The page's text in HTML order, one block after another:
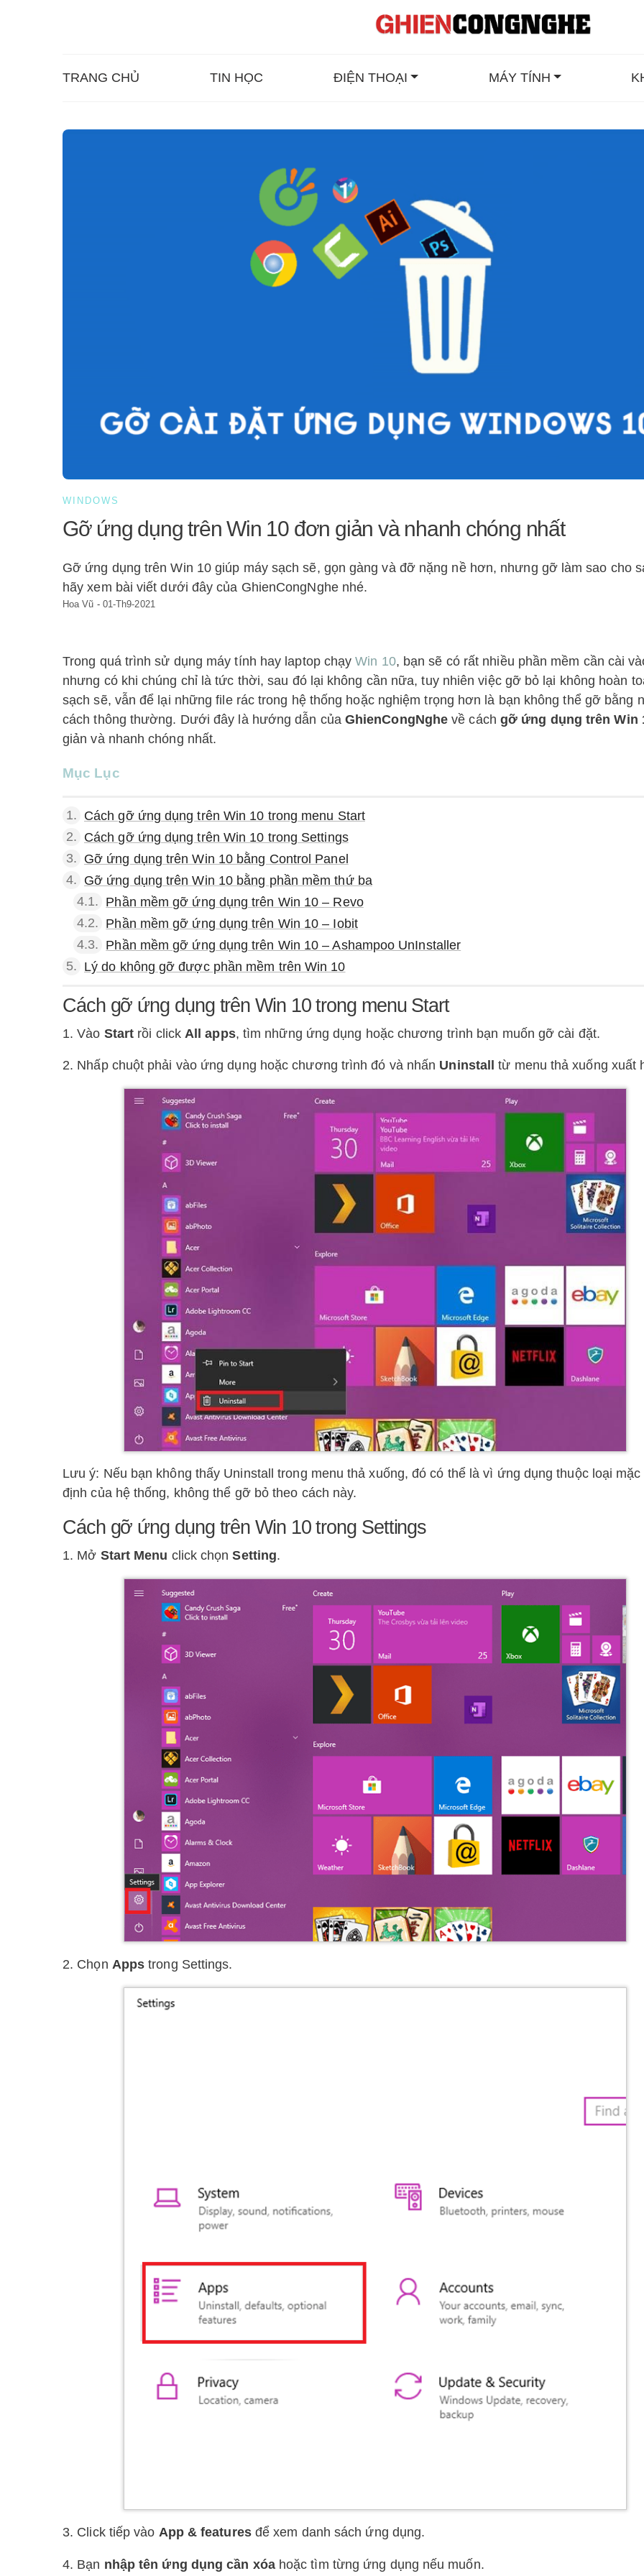
TRANG CHỦ TIN HỌC ĐIỆN THOẠI MÁY TÍNH
WINDOWS
Gỡ ứng dụng trên Win 10 đơn giản và nhanh chóng nhất
Gỡ ứng dụng trên Win 10 giúp máy sạch sẽ, gọn gàng và đỡ nặng nề hơn, nhưng gỡ làm sao cho
hãy xem bài viết dưới đây của GhienCongNghe nhé.
Hoa Vũ - 01-Th9-2021
Trong quá trình sử dụng máy tính hay laptop chạyWin 10, bạn sẽ có rất nhiều phần mềm cần cài
nhưng có khi chúng chỉ là tức thời, sau đó lại không cần nữa, tuy nhiên việc gỡ bỏ lại không hoàn
sạch sẽ, vẫn để lại những file rác trong hệ thống hoặc nghiệm trọng hơn là bạn không thể gỡ bằng
cách thông thường. Dưới đây là hướng dẫn của GhienCongNghe về cách gỡ ứng dụng trên Win
giản và nhanh chóng nhất.
Mục Lục
1. Cách gỡ ứng dụng trên Win 10 trong menu Start
2. Cách gỡ ứng dụng trên Win 10 trong Settings
3. Gỡ ứng dụng trên Win 10 bằng Control Panel
4. Gỡ ứng dụng trên Win 10 bằng phần mềm thứ ba
4.1. Phần mềm gỡ ứng dụng trên Win 10 – Revo
4.2. Phần mềm gỡ ứng dụng trên Win 10 – Iobit
4.3. Phần mềm gỡ ứng dụng trên Win 10 – Ashampoo UnInstaller
5. Lý do không gỡ được phần mềm trên Win 10
Cách gỡ ứng dụng trên Win 10 trong menu Start
1. Vào Start rồi click All apps, tìm những ứng dụng hoặc chương trình bạn muốn gỡ cài đặt.
2. Nhấp chuột phải vào ứng dụng hoặc chương trình đó và nhấn Uninstalltừ menu thả xuống xuất
Lưu ý: Nếu bạn không thấy Uninstall trong menu thả xuống, đó có thể là vì ứng dụng thuộc loại mặc
định của hệ thống, không thể gỡ bỏ theo cách này.
Cách gỡ ứng dụng trên Win 10 trong Settings
1. Mở Start Menu click chọnSetting.
2. Chọn Apps trong Settings.
3. Click tiếp vào App & featuresđể xem danh sách ứng dụng.
4. Bạn nhập tên ứng dụng cần xóahoặc tìm từng ứng dụng nếu muốn.